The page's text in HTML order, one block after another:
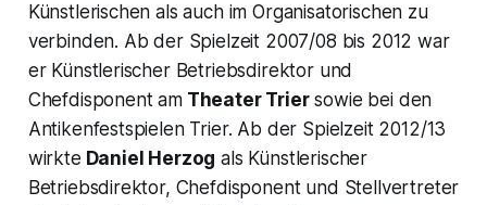
Künstlerischen als auch im Organisatorischen zu
verbinden. Ab der Spielzeit 2007/08 bis 2012 war
er Künstlerischer Betriebsdirektor und
Chefdisponent amTheater Triersowie bei den
Antikenfestspielen Trier. Ab der Spielzeit 2012/13
wirkte Daniel Herzog als Künstlerischer
Betriebsdirektor, Chefdisponent und Stellvertreter